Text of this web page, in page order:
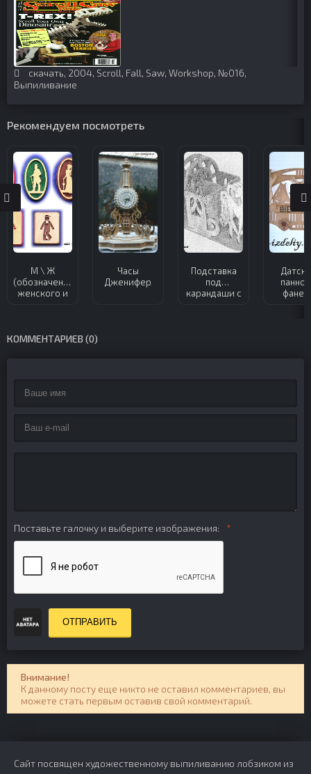
скачать, 2004, Scroll, Fall, Saw, Workshop, №016,
Выпиливание
Рекомендуем посмотреть
М \ Ж
(обозначение
женского и
Часы
Дженифер
Подставка
под
карандаши с
панно
КОММЕНТАРИЕВ (0)
Поставьте галочку и выберите изображения:
ОТПРАВИТЬ
Внимание!
К данному посту еще никто не оставил комментариев, вы
можете стать первым оставив свой комментарий.
Сайт посвящен художественному выпиливанию лобзиком из